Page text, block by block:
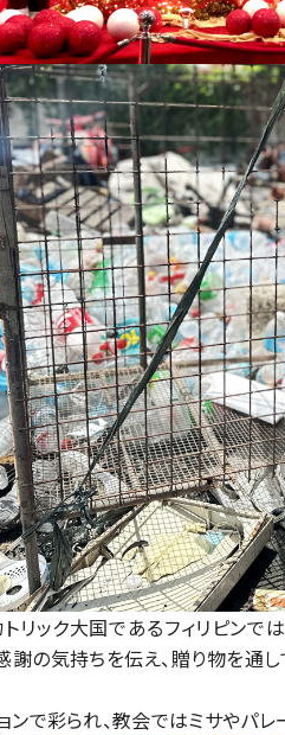
リック大国であるフィリピンで
謝の気持ちを伝え、贈り物を通
ンで彩られ、教会ではミサやパ